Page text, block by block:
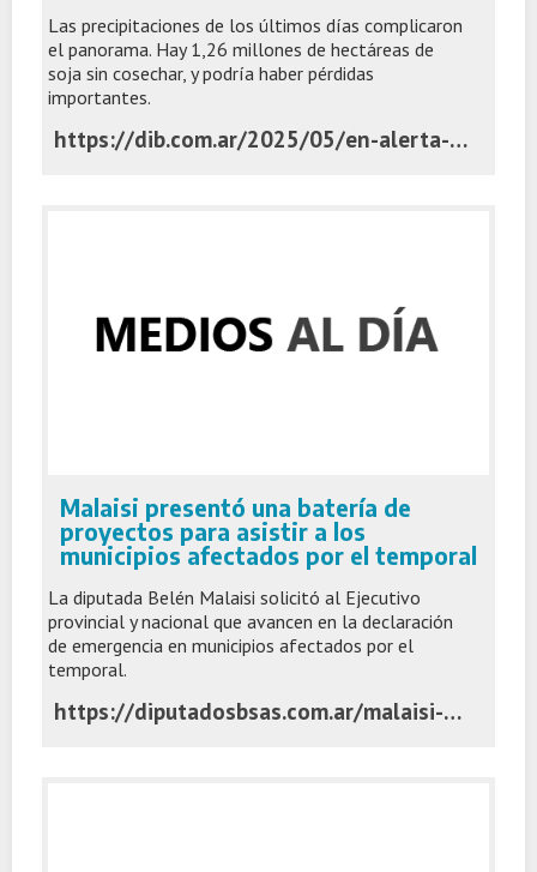
Las precipitaciones de los últimos días complicaron
el panorama. Hay 1,26 millones de hectáreas de
soja sin cosechar, y podría haber pérdidas
importantes.
https://dib.com.ar/2025/05/en-alerta-mas-de-la-mitad-de-la-provincia-de-buenos-aires-sufre-excesos-hidricos/
Malaisi presentó una batería de
proyectos para asistir a los
municipios afectados por el temporal
La diputada Belén Malaisi solicitó al Ejecutivo
provincial y nacional que avancen en la declaración
de emergencia en municipios afectados por el
temporal.
https://diputadosbsas.com.ar/malaisi-proyectos-emergencia-temporal/